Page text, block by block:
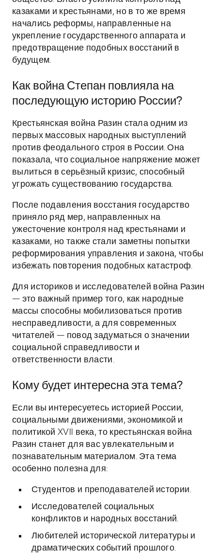
казаками и крестьянами, но в то же время
начались реформы, направленные на
укрепление государственного аппарата и
предотвращение подобных восстаний в
будущем.
Как война Степан повлияла на
последующую историю России?
Крестьянская война Разин стала одним из
первых массовых народных выступлений
против феодального строя в России. Она
показала, что социальное напряжение может
вылиться в серьёзный кризис, способный
угрожать существованию государства.
После подавления восстания государство
приняло ряд мер, направленных на
ужесточение контроля над крестьянами и
казаками, но также стали заметны попытки
реформирования управления и закона, чтобы
избежать повторения подобных катастроф.
Для историков и исследователей война Разин
— это важный пример того, как народные
массы способны мобилизоваться против
несправедливости, а для современных
читателей — повод задуматься о значении
социальной справедливости и
ответственности власти.
Кому будет интересна эта тема?
Если вы интересуетесь историей России,
социальными движениями, экономикой и
политикой XVII века, то крестьянская война
Разин станет для вас увлекательным и
познавательным материалом. Эта тема
особенно полезна для:
Студентов и преподавателей истории.
Исследователей социальных
конфликтов и народных восстаний.
Любителей исторической литературы и
драматических событий прошлого.